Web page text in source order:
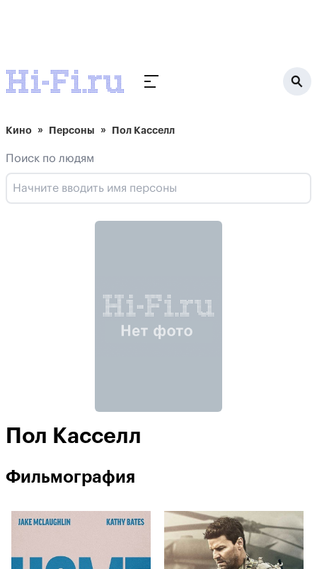
Кино Персоны Пол Касселл
Поиск по людям
Пол Касселл
Фильмография